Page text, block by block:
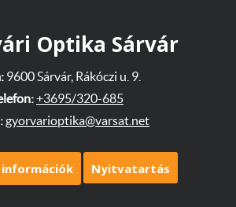
Optika Sárvár
9600 Sárvár, Rákóczi u. 9.
+3695/320-685
gyorvarioptika@varsat.net
Nyitvatartás